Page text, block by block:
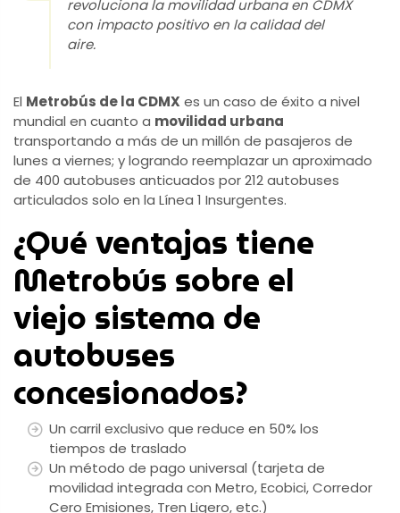
revoluciona la movilidad urbana en CDMX
con impacto positivo en la calidad del
aire.
El Metrobús de la CDMX es un caso de éxito a nivel
mundial en cuanto a movilidad urbana
transportando a más de un millón de pasajeros de
lunes a viernes; y logrando reemplazar un aproximado
de 400 autobuses anticuados por 212 autobuses
articulados solo en la Línea 1 Insurgentes.
¿Qué ventajas tiene
Metrobús sobre el
viejo sistema de
autobuses
concesionados?
Un carril exclusivo que reduce en 50% los
tiempos de traslado
Un método de pago universal (tarjeta de
movilidad integrada con Metro, Ecobici, Corredor
Cero Emisiones, Tren Ligero, etc.)